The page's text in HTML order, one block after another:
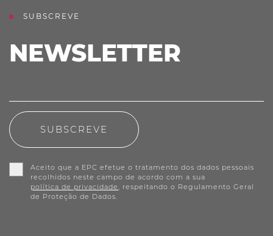
SUBSCREVE
NEWSLETTER
SUBSCREVE
Aceito que a EPC efetue o tratamento dos dados pessoais
recolhidos neste campo de acordo com a sua
política de privacidade , respeitando o Regulamento Geral
de Proteção de Dados.